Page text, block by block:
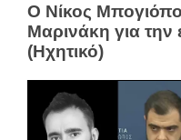
Ο Νίκος
Μαρινάκη για την
(Ηχητικό)